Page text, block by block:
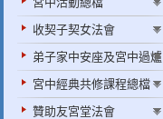
收契子契女法會
弟子家中安座及宮中過爐
宮中經典共修課程總檔
贊助友宮堂法會